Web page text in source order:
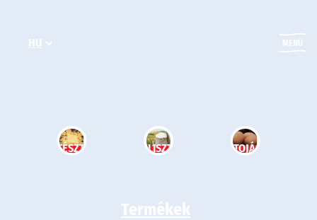
tartalomhoz
HU MENÜ
TÉSZTA LISZT TOJÁS
Termékek